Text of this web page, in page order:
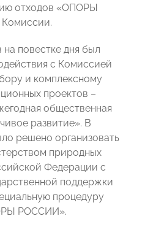
отходов «ОПОРЫ
повестке дня был
с Комиссией
и комплексному
проектов –
общественная
развитие». В
решено организовать
природных
Федерации с
поддержки
процедуру
РОССИИ».